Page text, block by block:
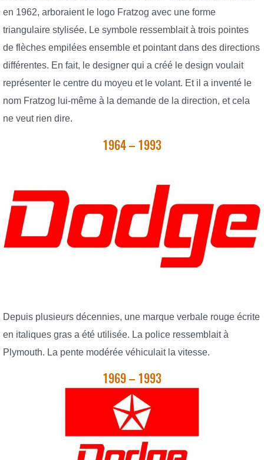
en 1962, arboraient le logo Fratzog avec une forme
triangulaire stylisée. Le symbole ressemblait à trois pointes
de flèches empilées ensemble et pointant dans des directions
différentes. En fait, le designer qui a créé le design voulait
représenter le centre du moyeu et le volant. Et il a inventé le
nom Fratzog lui-même à la demande de la direction, et cela
ne veut rien dire.
1964 – 1993
Depuis plusieurs décennies, une marque verbale rouge écrite
en italiques gras a été utilisée. La police ressemblait à
Plymouth. La pente modérée véhiculait la vitesse.
1969 – 1993